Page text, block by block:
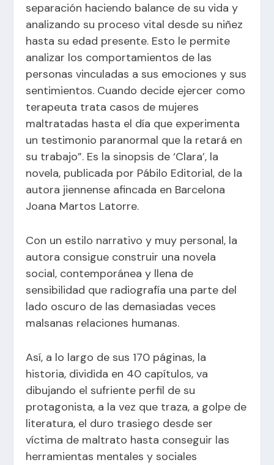
separación haciendo balance de su vida y
analizando su proceso vital desde su niñez
hasta su edad presente. Esto le permite
analizar los comportamientos de las
personas vinculadas a sus emociones y sus
sentimientos. Cuando decide ejercer como
terapeuta trata casos de mujeres
maltratadas hasta el día que experimenta
un testimonio paranormal que la retará en
su trabajo”. Es la sinopsis de ‘Clara’, la
novela, publicada por Pábilo Editorial, de la
autora jiennense afincada en Barcelona
Joana Martos Latorre.
Con un estilo narrativo y muy personal, la
autora consigue construir una novela
social, contemporánea y llena de
sensibilidad que radiografía una parte del
lado oscuro de las demasiadas veces
malsanas relaciones humanas.
Así, a lo largo de sus 170 páginas, la
historia, dividida en 40 capítulos, va
dibujando el sufriente perfil de su
protagonista, a la vez que traza, a golpe de
literatura, el duro trasiego desde ser
víctima de maltrato hasta conseguir las
herramientas mentales y sociales